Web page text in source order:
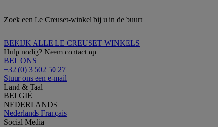
Zoek een Le Creuset-winkel bij u in de buurt
BEKIJK ALLE LE CREUSET WINKELS
Hulp nodig? Neem contact op
BEL ONS
+32 (0) 3 502 50 27
Stuur ons een e-mail
Land & Taal
BELGIË
NEDERLANDS
Nederlands Français
Social Media